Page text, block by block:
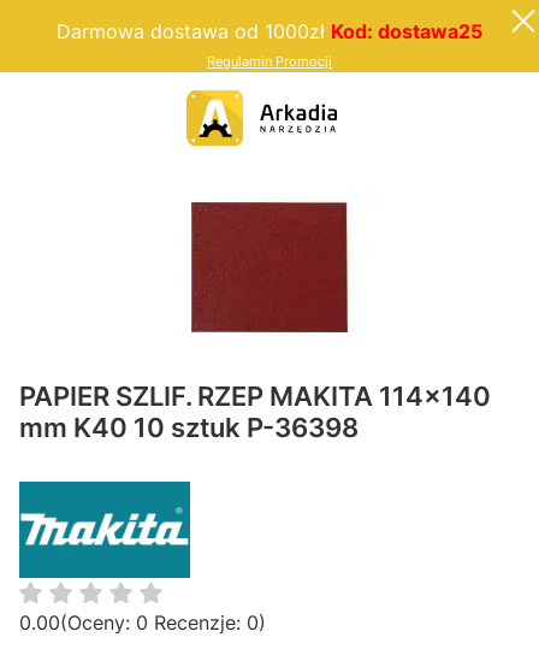
Darmowa dostawa od 1000zł Kod: dostawa25
Regulamin Promocji
PAPIER SZLIF. RZEP MAKITA 114x140
mm K40 10 sztuk P-36398
0.00(Oceny: 0 Recenzje: 0)